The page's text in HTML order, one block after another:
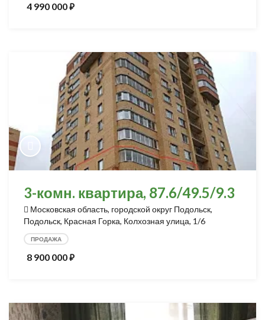
4 990 000⃏
3-комн. квартира, 87.6/49.5/9.3
Московская область, городской округ Подольск,
Подольск, Красная Горка, Колхозная улица, 1/6
ПРОДАЖА
8 900 000⃏